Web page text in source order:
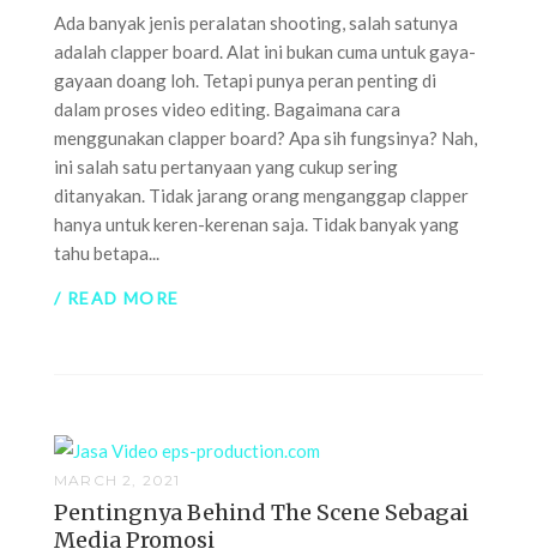
Ada banyak jenis peralatan shooting, salah satunya
adalah clapper board. Alat ini bukan cuma untuk gaya-
gayaan doang loh. Tetapi punya peran penting di
dalam proses video editing. Bagaimana cara
menggunakan clapper board? Apa sih fungsinya? Nah,
ini salah satu pertanyaan yang cukup sering
ditanyakan. Tidak jarang orang menganggap clapper
hanya untuk keren-kerenan saja. Tidak banyak yang
tahu betapa...
/ READ MORE
MARCH 2, 2021
Pentingnya Behind The Scene Sebagai
Media Promosi